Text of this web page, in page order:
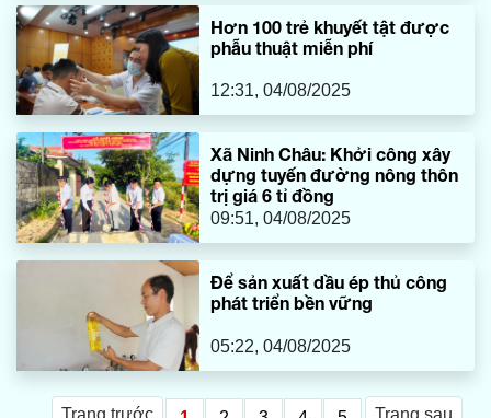
Hơn 100 trẻ khuyết tật được
phẫu thuật miễn phí
12:31, 04/08/2025
Xã Ninh Châu: Khởi công xây
dựng tuyến đường nông thôn
trị giá 6 tỉ đồng
09:51, 04/08/2025
Để sản xuất dầu ép thủ công
phát triển bền vững
05:22, 04/08/2025
Trang trước Trang sau